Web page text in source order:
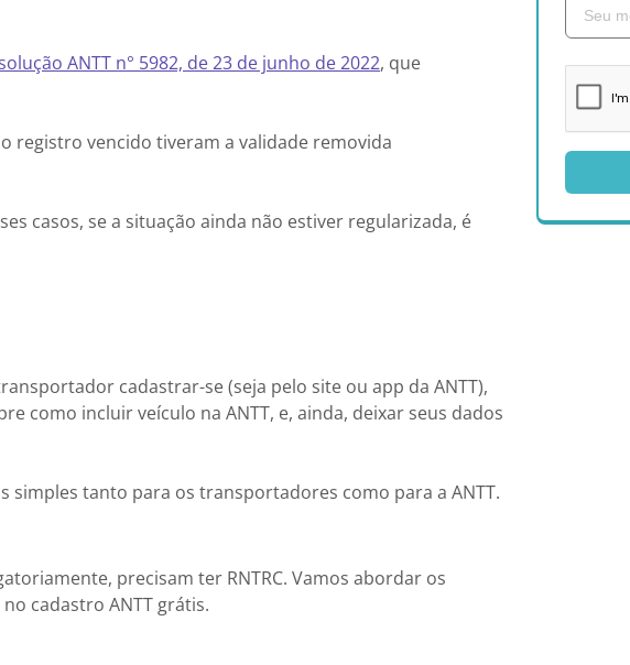
ANTT n° 5982, de 23 de junho de 2022, que
registro vencido tiveram a validade removida
casos, se a situação ainda não estiver regularizada, é
cadastrar-se (seja pelo site ou app da ANTT),
como incluir veículo na ANTT, e, ainda, deixar seus dados
simples tanto para os transportadores como para a ANTT.
precisam ter RNTRC. Vamos abordar os
cadastro ANTT grátis.